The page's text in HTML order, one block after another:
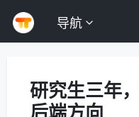
导航
研究生三年
后端方向